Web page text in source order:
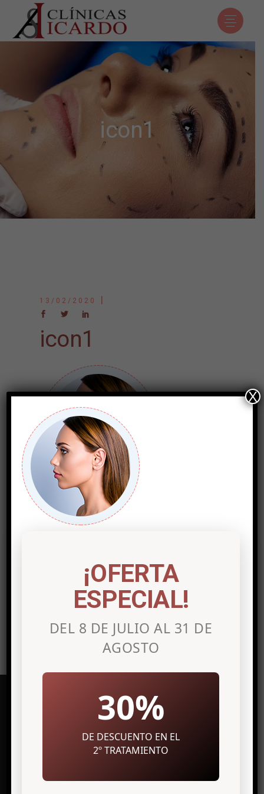
icon1
13/02/2020
icon1
publicar un comentario.
Clínica de medicina estética en
¡OFERTA
ESPECIAL!
DEL 8 DE JULIO AL 31 DE
AGOSTO
30%
DE DESCUENTO EN EL
2º TRATAMIENTO
X